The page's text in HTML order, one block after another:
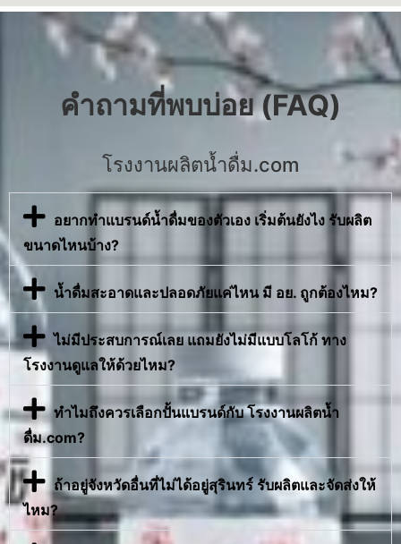
คำถามที่พบบ่อย (FAQ)
โรงงานผลิตน้ำดื่ม.com
อยากทำแบรนด์น้ำดื่มของตัวเอง เริ่มต้นยังไง รับผลิต
ขนาดไหนบ้าง?
น้ำดื่มสะอาดและปลอดภัยแค่ไหน มี อย. ถูกต้องไหม?
ไม่มีประสบการณ์เลย แถมยังไม่มีแบบโลโก้ ทาง
โรงงานดูแลให้ด้วยไหม?
ทำไมถึงควรเลือกปั้นแบรนด์กับ โรงงานผลิตน้ำ
ดื่ม.com?
ถ้าอยู่จังหวัดอื่นที่ไม่ได้อยู่สุรินทร์ รับผลิตและจัดส่งให้
ไหม?